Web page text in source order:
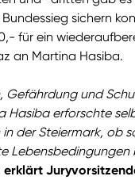
sichern
für ein
an Martina Hasiba.
Gefährdung und
Hasiba erforschte
der Steiermark, ob
Lebensbedingungen
erklärt